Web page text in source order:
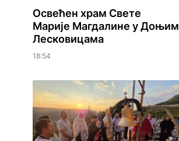
Освећен храм Свете
Марије Магдалине у Доњим
Лесковицама
18:54